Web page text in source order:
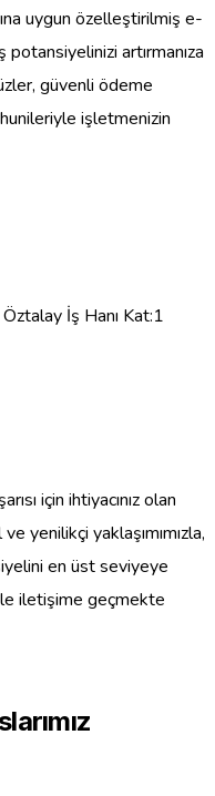
uygun özelleştirilmiş e-
artırmanıza
güvenli ödeme
işletmenizin
İş Hanı Kat:1
için ihtiyacınız olan
yenilikçi yaklaşımımızla,
en üst seviyeye
iletişime geçmekte